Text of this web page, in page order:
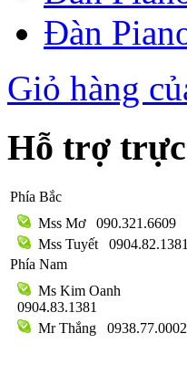
Đàn
Giỏ hàng
Hỗ trợ
Phía Bắc
Mss Mơ
090.321.6609
Mss Tuyết
0904.82.1381
Phía Nam
Ms Kim Oanh
0904.83.1381
Mr Thắng
0938.77.0002